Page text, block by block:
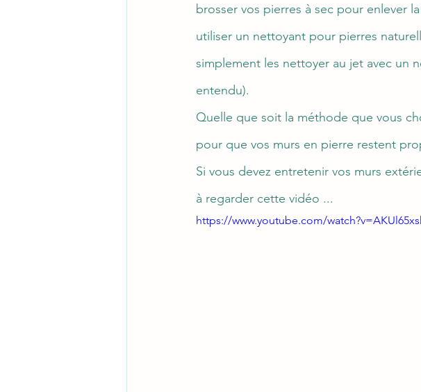
brosser vos pierres à sec pour enlever
utiliser un nettoyant pour pierres
simplement les nettoyer au jet avec un
entendu).
Quelle que soit la méthode que vous
pour que vos murs en pierre restent
Si vous devez entretenir vos murs
à regarder cette vidéo ...
https://www.youtube.com/